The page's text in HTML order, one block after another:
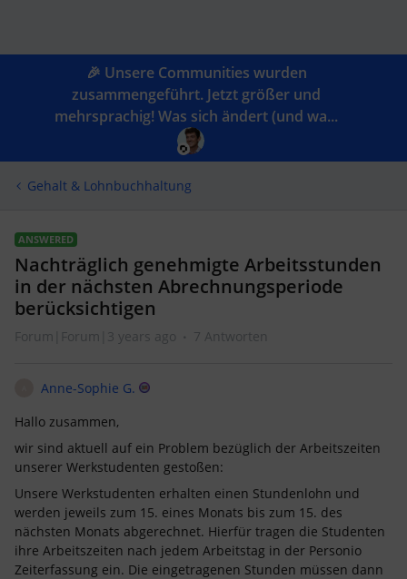
🎉 Unsere Communities wurden
zusammengeführt. Jetzt größer und
mehrsprachig! Was sich ändert (und wa...
Gehalt & Lohnbuchhaltung
ANSWERED
Nachträglich genehmigte Arbeitsstunden
in der nächsten Abrechnungsperiode
berücksichtigen
Forum|Forum|3 years ago 7 Antworten
Anne-Sophie G.
Hallo zusammen,
wir sind aktuell auf ein Problem bezüglich der Arbeitszeiten
unserer Werkstudenten gestoßen:
Unsere Werkstudenten erhalten einen Stundenlohn und
werden jeweils zum 15. eines Monats bis zum 15. des
nächsten Monats abgerechnet. Hierfür tragen die Studenten
ihre Arbeitszeiten nach jedem Arbeitstag in der Personio
Zeiterfassung ein. Die eingetragenen Stunden müssen dann